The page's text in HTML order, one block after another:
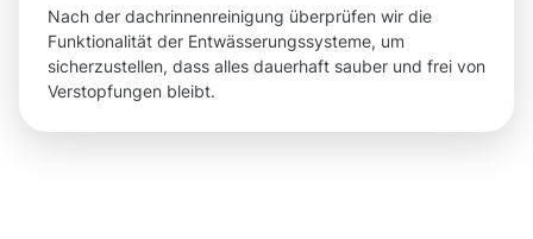
Nach der dachrinnenreinigung überprüfen wir die
Funktionalität der Entwässerungssysteme, um
sicherzustellen, dass alles dauerhaft sauber und frei von
Verstopfungen bleibt.